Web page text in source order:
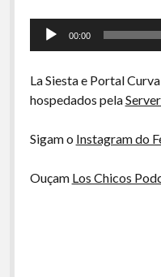
Tocador
00:00
La Siesta e Portal
hospedados pela
Sigam o Instagram do
Ouçam Los Chicos